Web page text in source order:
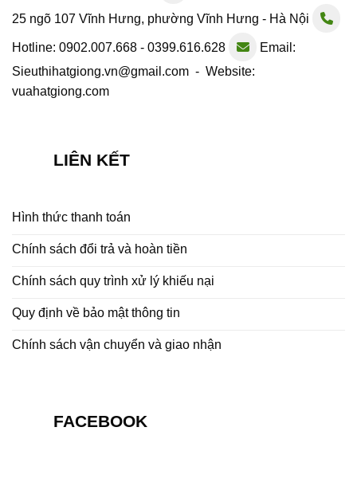
25 ngõ 107 Vĩnh Hưng, phường Vĩnh Hưng - Hà Nội
Hotline: 0902.007.668 - 0399.616.628
Email:
Sieuthihatgiong.vn@gmail.com - Website:
vuahatgiong.com
LIÊN KẾT
Hình thức thanh toán
Chính sách đổi trả và hoàn tiền
Chính sách quy trình xử lý khiếu nại
Quy định về bảo mật thông tin
Chính sách vận chuyển và giao nhận
FACEBOOK